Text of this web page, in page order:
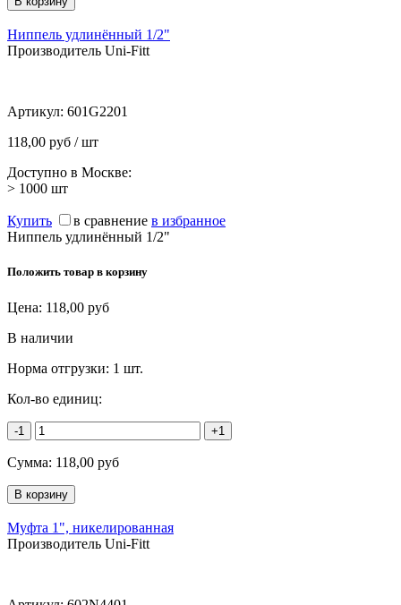
Ниппель удлинённый 1/2"
Производитель Uni-Fitt
Артикул: 601G2201
118,00 руб / шт
Доступно в Москве:
> 1000 шт
Купить в сравнение в избранное
Ниппель удлинённый 1/2"
Положить товар в корзину
Цена: 118,00 руб
В наличии
Норма отгрузки: 1 шт.
Кол-во единиц:
-1 +1
Сумма: 118,00 руб
Муфта 1", никелированная
Производитель Uni-Fitt